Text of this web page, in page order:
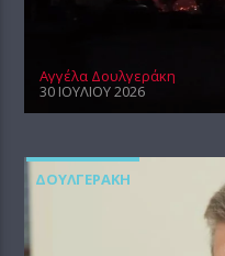
Αγγέλα Δουλγεράκη
30 ΙΟΥΛΊΟΥ 2026
ΔΟΥΛΓΕΡΆΚΗ